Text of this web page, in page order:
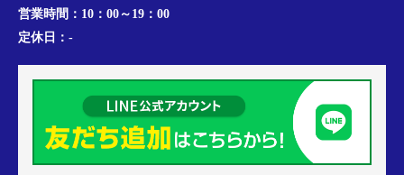
営業時間： 10：00～19：00
定休日： -